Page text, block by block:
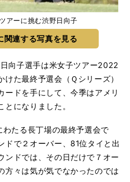
アーに挑む渋野日向子
関連する写真を見る
向子選手は米女子ツアー2022
た最終予選会（Ｑシリーズ）
ードを手にして、今季はアメリ
になりました。
たる長丁場の最終予選会で
ドで２オーバー、81位タイと出
ンドでは、その日だけで７オー
方々は気が気でなかったのでは